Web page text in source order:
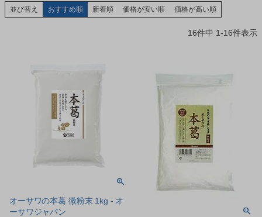
並び替え おすすめ順 新着順 価格が安い順 価格が高い順
16件中 1-16件表示
オーサワの本葛 微粉末 1kg - オ
ーサワジャパン